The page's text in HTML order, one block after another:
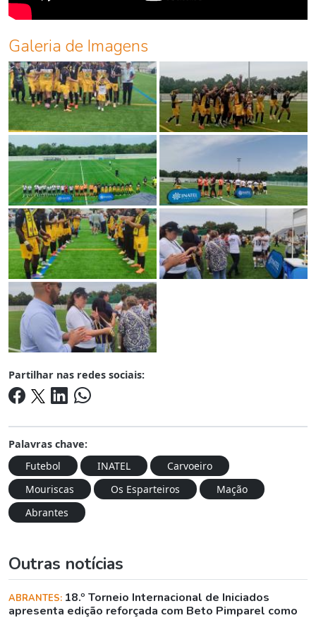
Galeria de Imagens
Partilhar nas redes sociais:
Palavras chave:
Futebol
INATEL
Carvoeiro
Mouriscas
Os Esparteiros
Mação
Abrantes
Outras notícias
ABRANTES: 18.º Torneio Internacional de Iniciados
apresenta edição reforçada com Beto Pimparel como